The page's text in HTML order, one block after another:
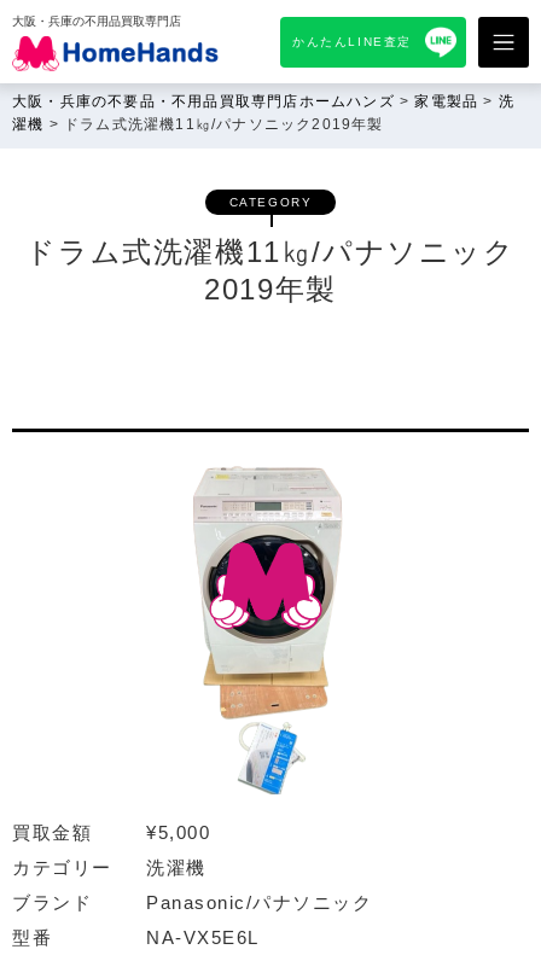
大阪・兵庫の不用品買取専門店
かんたんLINE査定
大阪・兵庫の不要品・不用品買取専門店ホームハンズ >家電製品 > 洗
濯機 > ドラム式洗濯機11㎏/パナソニック2019年製
CATEGORY
ドラム式洗濯機11㎏/パナソニック
2019年製
買取金額
¥5,000
カテゴリー
洗濯機
ブランド
Panasonic/パナソニック
型番
NA-VX5E6L